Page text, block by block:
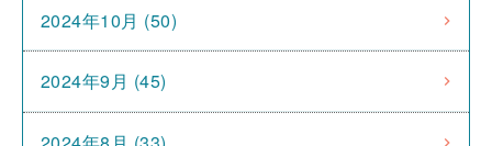
2024年10月 (50)
2024年9月 (45)